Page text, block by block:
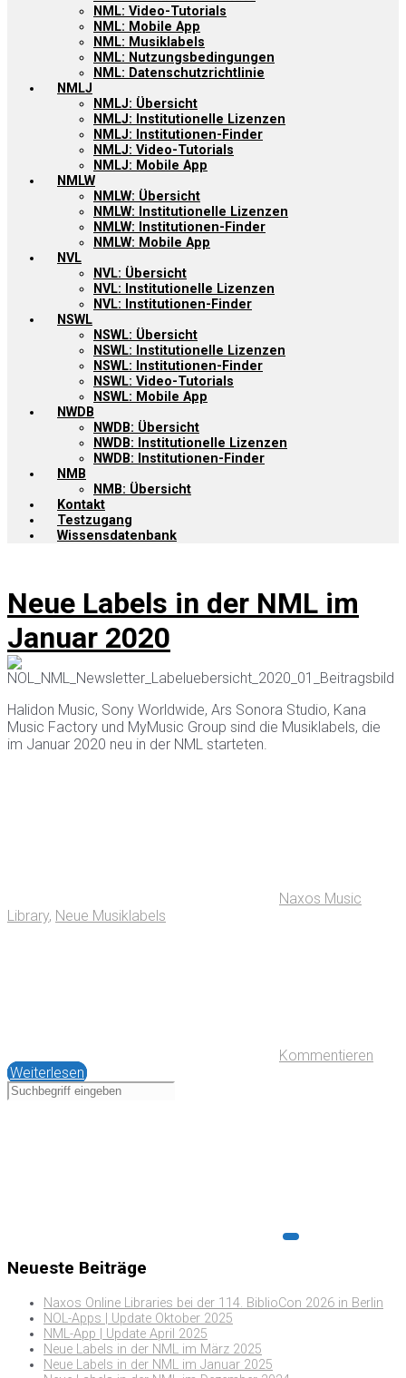
NML: Video-Tutorials
NML: Mobile App
NML: Musiklabels
NML: Nutzungsbedingungen
NML: Datenschutzrichtlinie
NMLJ
NMLJ: Übersicht
NMLJ: Institutionelle Lizenzen
NMLJ: Institutionen-Finder
NMLJ: Video-Tutorials
NMLJ: Mobile App
NMLW
NMLW: Übersicht
NMLW: Institutionelle Lizenzen
NMLW: Institutionen-Finder
NMLW: Mobile App
NVL
NVL: Übersicht
NVL: Institutionelle Lizenzen
NVL: Institutionen-Finder
NSWL
NSWL: Übersicht
NSWL: Institutionelle Lizenzen
NSWL: Institutionen-Finder
NSWL: Video-Tutorials
NSWL: Mobile App
NWDB
NWDB: Übersicht
NWDB: Institutionelle Lizenzen
NWDB: Institutionen-Finder
NMB
NMB: Übersicht
Kontakt
Testzugang
Wissensdatenbank
Neue Labels in der NML im
Januar 2020
Halidon Music, Sony Worldwide, Ars Sonora Studio, Kana
Music Factory und MyMusic Group sind die Musiklabels, die
im Januar 2020 neu in der NML starteten.
Naxos Music
Library, Neue Musiklabels
Kommentieren
Weiterlesen
Neueste Beiträge
Naxos Online Libraries bei der 114. BiblioCon 2026 in Berlin
NOL-Apps | Update Oktober 2025
NML-App | Update April 2025
Neue Labels in der NML im März 2025
Neue Labels in der NML im Januar 2025